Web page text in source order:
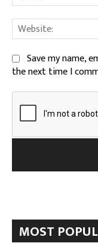
Save my name,
the next time I
MOST